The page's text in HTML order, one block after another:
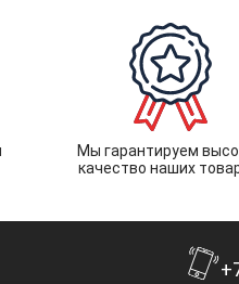
Мы гарантируем
качество наших